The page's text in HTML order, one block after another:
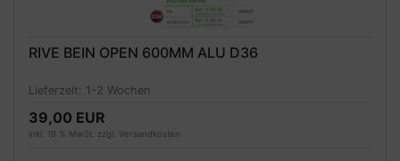
RIVE BEIN OPEN 600MM ALU D36
Lieferzeit: 1-2 Wochen
39,00 EUR
inkl. 19 % MwSt. zzgl. Versandkosten